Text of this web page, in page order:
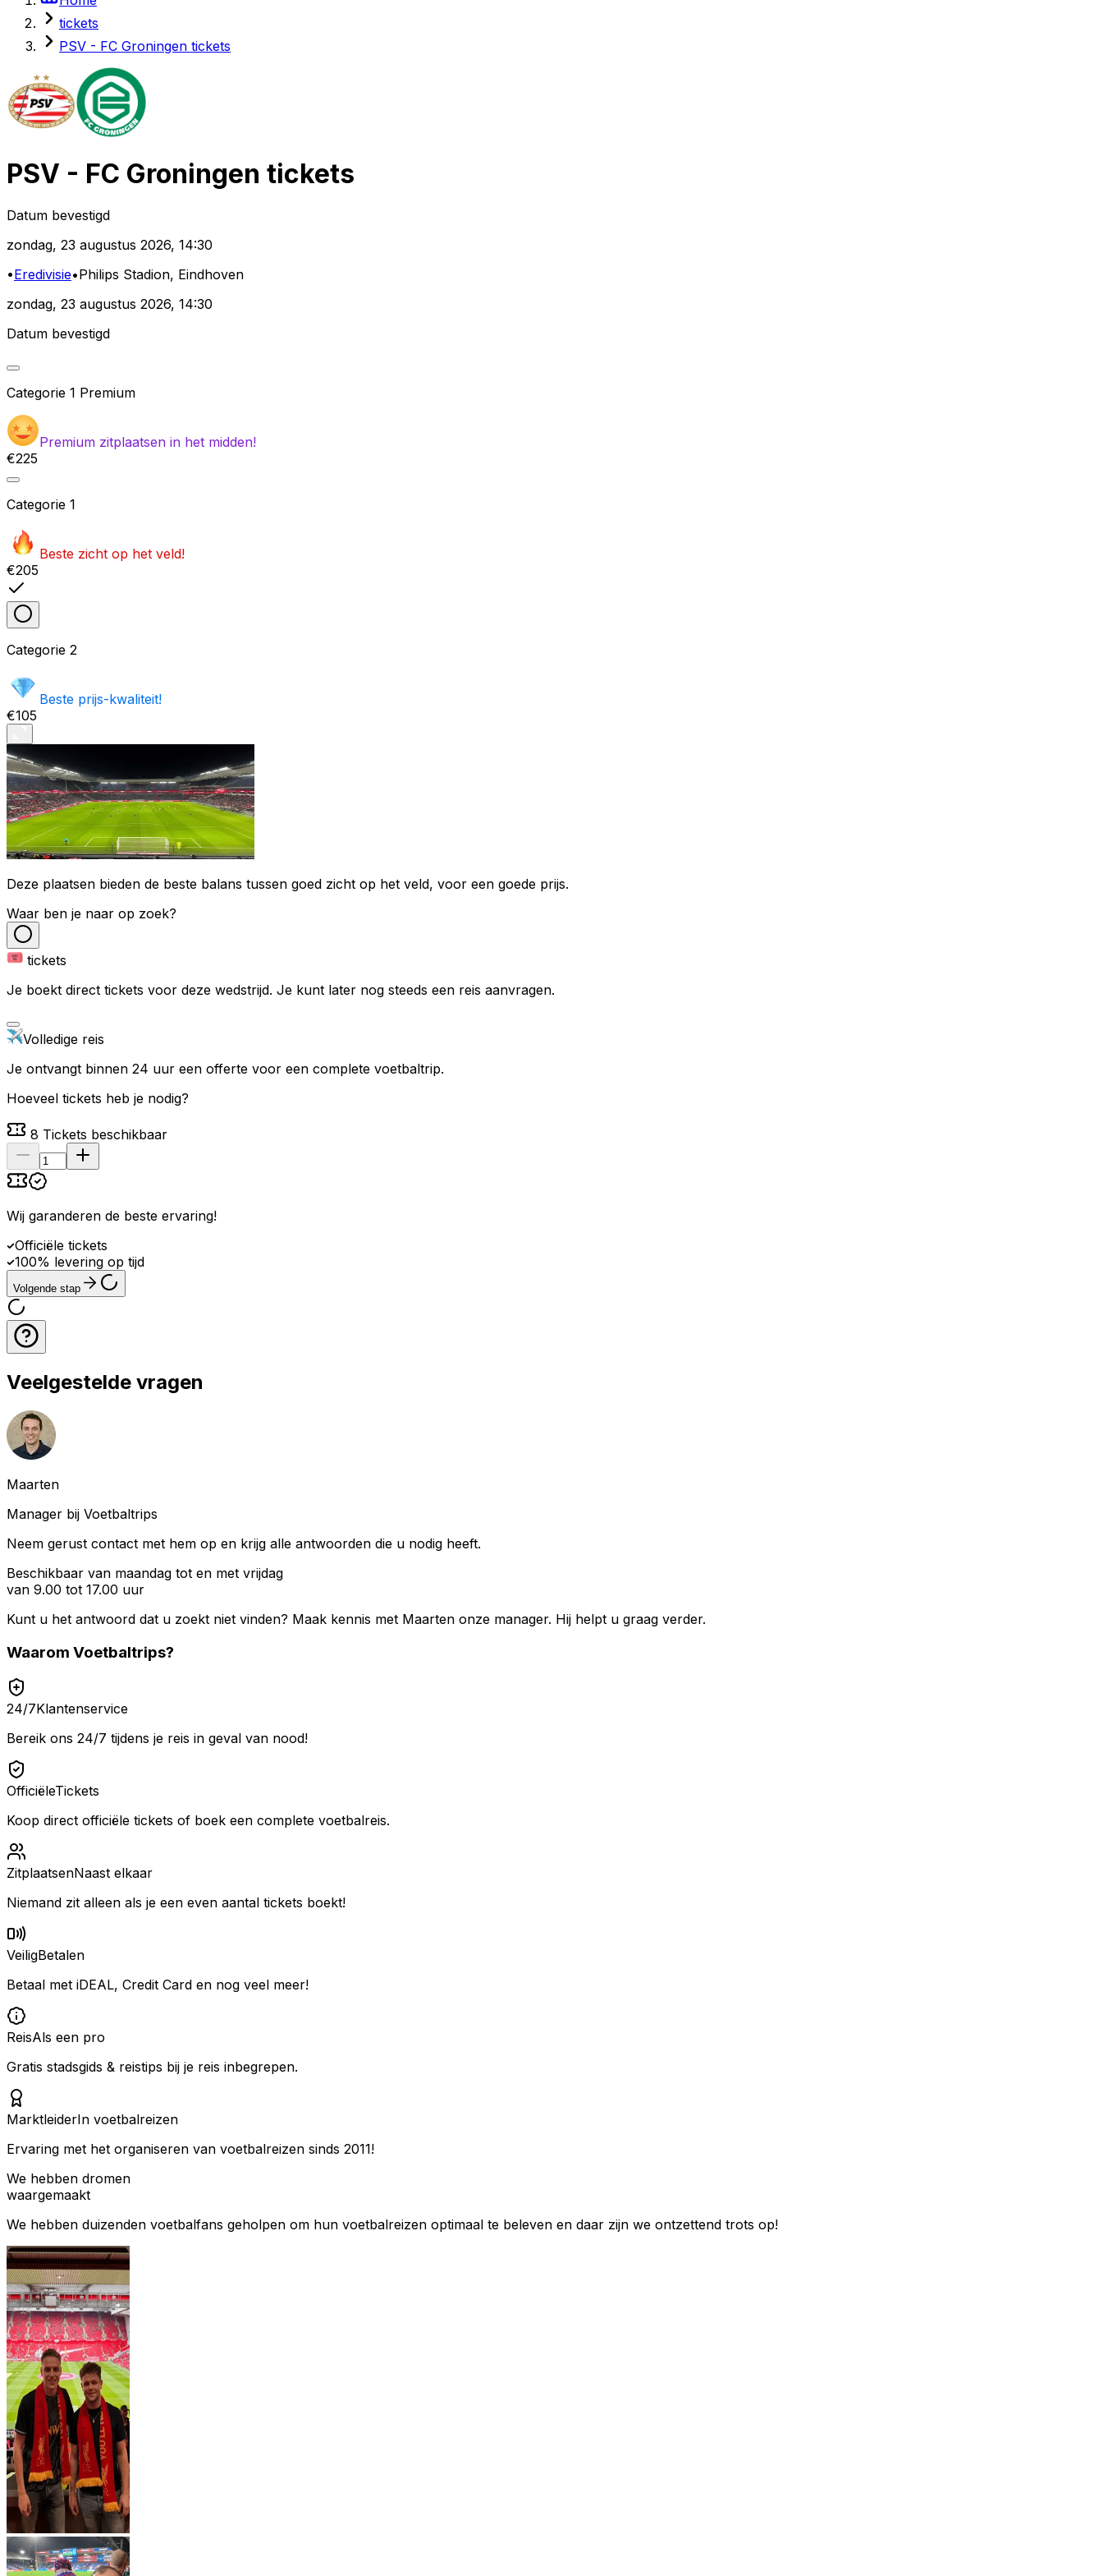
tickets
PSV - FC Groningen tickets
PSV - FC Groningen tickets
Datum bevestigd
zondag, 23 augustus 2026, 14:30
•Eredivisie•Philips Stadion, Eindhoven
zondag, 23 augustus 2026, 14:30
Datum bevestigd
Categorie 1 Premium
Premium zitplaatsen in het midden!
€225
Categorie 1
Beste zicht op het veld!
€205
Categorie 2
Beste prijs-kwaliteit!
€105
Deze plaatsen bieden de beste balans tussen goed zicht op het veld, voor een goede prijs.
Waar ben je naar op zoek?
tickets
Je boekt direct tickets voor deze wedstrijd. Je kunt later nog steeds een reis aanvragen.
Volledige reis
Je ontvangt binnen 24 uur een offerte voor een complete voetbaltrip.
Hoeveel tickets heb je nodig?
8 Tickets beschikbaar
Wij garanderen de beste ervaring!
Officiële tickets
100% levering op tijd
Volgende stap
Veelgestelde vragen
Maarten
Manager bij Voetbaltrips
Neem gerust contact met hem op en krijg alle antwoorden die u nodig heeft.
Beschikbaar van maandag tot en met vrijdag
van 9.00 tot 17.00 uur
Kunt u het antwoord dat u zoekt niet vinden? Maak kennis met Maarten onze manager. Hij helpt u graag verder.
Waarom Voetbaltrips?
24/7Klantenservice
Bereik ons 24/7 tijdens je reis in geval van nood!
OfficiëleTickets
Koop direct officiële tickets of boek een complete voetbalreis.
ZitplaatsenNaast elkaar
Niemand zit alleen als je een even aantal tickets boekt!
VeiligBetalen
Betaal met iDEAL, Credit Card en nog veel meer!
ReisAls een pro
Gratis stadsgids & reistips bij je reis inbegrepen.
MarktleiderIn voetbalreizen
Ervaring met het organiseren van voetbalreizen sinds 2011!
We hebben dromen
waargemaakt
We hebben duizenden voetbalfans geholpen om hun voetbalreizen optimaal te beleven en daar zijn we ontzettend trots op!